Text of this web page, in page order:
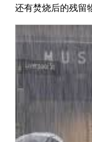
还有焚烧后的残留